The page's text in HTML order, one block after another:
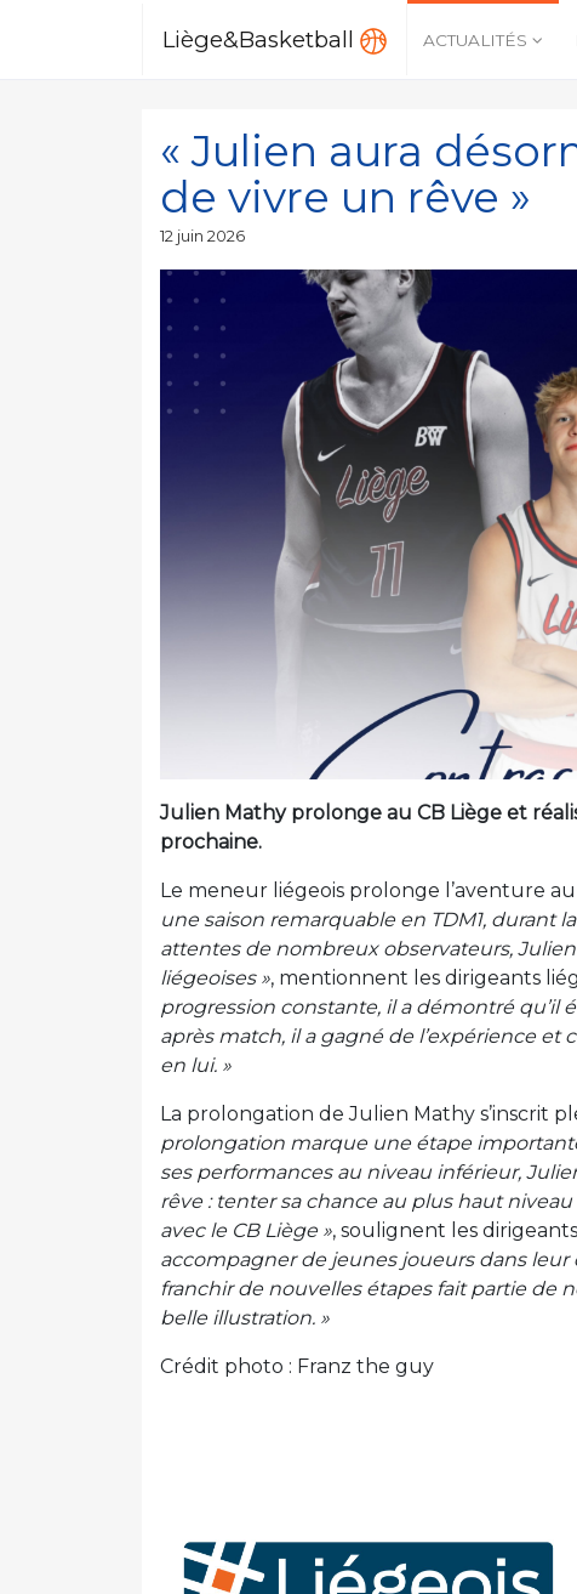
Liège&Basketball ACTUALITÉS
« Julien aura
de vivre un rêve »
Publié
12 juin 2026
Julien Mathy prolonge au CB Liège et
prochaine.
Le meneur liégeois prolonge l’aventure
une saison remarquable en TDM1, durant
attentes de nombreux observateurs,
liégeoises », mentionnent les dirigeants
progression constante, il a démontré qu’il
après match, il a gagné de l’expérience
en lui. »
La prolongation de Julien Mathy s’inscrit
prolongation marque une étape
ses performances au niveau inférieur,
rêve : tenter sa chance au plus haut
avec le CB Liège », soulignent les
accompagner de jeunes joueurs dans
franchir de nouvelles étapes fait partie de
belle illustration. »
Crédit photo : Franz the guy